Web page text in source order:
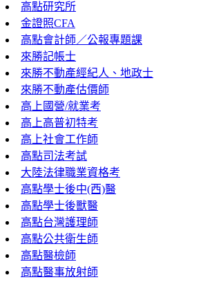
高點研究所
金證照CFA
高點會計師／公報專題課
來勝記帳士
來勝不動產經紀人、地政士
來勝不動產估價師
高上國營/就業考
高上高普初特考
高上社會工作師
高點司法考試
大陸法律職業資格考
高點學士後中(西)醫
高點學士後獸醫
高點台灣護理師
高點公共衛生師
高點醫檢師
高點醫事放射師